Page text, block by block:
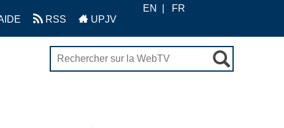
RSS UPJV
EN FR